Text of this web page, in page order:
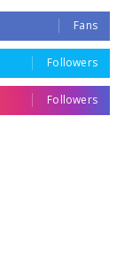
Fans
Followers
Followers